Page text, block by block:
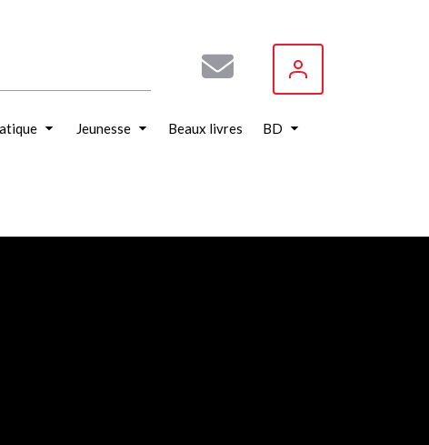
Jeunesse Beaux livres BD